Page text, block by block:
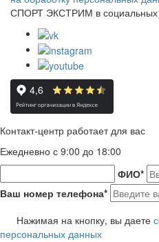
СПОРТ ЭКСТРИМ в социальных
Контакт-центр работает для вас
Ежедневно с 9:00 до 18:00
ФИО*
Ваш номер телефона*
Нажимая на кнопку, вы даете
персональных данных